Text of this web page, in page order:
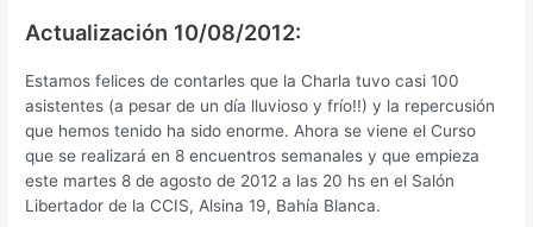
Actualización 10/08/2012:
Estamos felices de contarles que la Charla tuvo casi 100
asistentes (a pesar de un día lluvioso y frío!!) y la repercusión
que hemos tenido ha sido enorme. Ahora se viene el Curso
que se realizará en 8 encuentros semanales y que empieza
este martes 8 de agosto de 2012 a las 20 hs en el Salón
Libertador de la CCIS, Alsina 19, Bahía Blanca.